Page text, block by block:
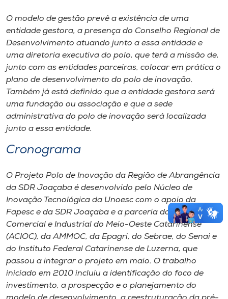
O modelo de gestão prevê a existência de uma
entidade gestora, a presença do Conselho Regional de
Desenvolvimento atuando junto a essa entidade e
uma diretoria executiva do polo, que terá a missão de,
junto com as entidades parceiras, colocar em prática o
plano de desenvolvimento do polo de inovação.
Também já está definido que a entidade gestora será
uma fundação ou associação e que a sede
administrativa do polo de inovação será localizada
junto a essa entidade.
Cronograma
O Projeto Polo de Inovação da Região de Abrangência
da SDR Joaçaba é desenvolvido pelo Núcleo de
Inovação Tecnológica da Unoesc com o apoio da
Fapesc e da SDR Joaçaba e a parceria da Associação
Comercial e Industrial do Meio-Oeste Catarinense
(ACIOC), da AMMOC, da Epagri, do Sebrae, do Senai e
do Instituto Federal Catarinense de Luzerna, que
passou a integrar o projeto em maio. O trabalho
iniciado em 2010 incluiu a identificação do foco de
investimento, a prospecção e o planejamento do